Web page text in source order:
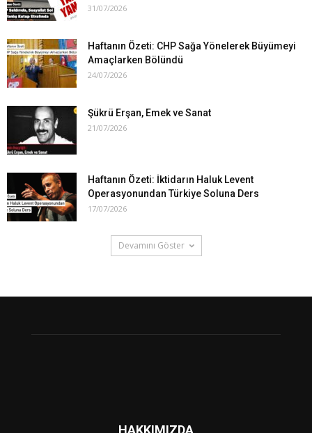
31/07/2026
Haftanın Özeti: CHP Sağa Yönelerek Büyümeyi
Amaçlarken Bölündü
24/07/2026
Şükrü Erşan, Emek ve Sanat
21/07/2026
Haftanın Özeti: İktidarın Haluk Levent
Operasyonundan Türkiye Soluna Ders
17/07/2026
Devamını Göster